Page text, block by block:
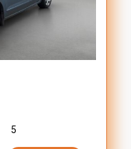
5